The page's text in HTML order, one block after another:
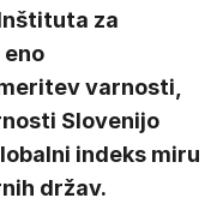
za
varnosti,
Slovenijo
indeks miru
držav.